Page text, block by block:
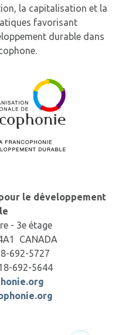
la capitalisation et la
favorisant
durable dans
le développement
- 3e étage
CANADA
692-5727
692-5644